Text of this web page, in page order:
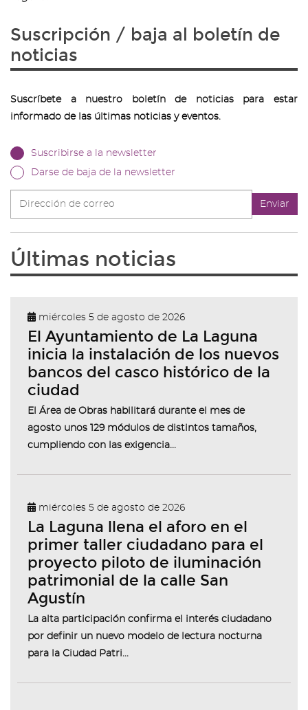
Suscripción / baja al boletín de
noticias
Suscríbete a nuestro boletín de noticias para estar
informado de las últimas noticias y eventos.
Suscribirse a la newsletter
Darse de baja de la newsletter
de
Enviar
Últimas noticias
miércoles 5 de agosto de 2026
El Ayuntamiento de La Laguna
inicia la instalación de los nuevos
bancos del casco histórico de la
ciudad
El Área de Obras habilitará durante el mes de
agosto unos 129 módulos de distintos tamaños,
cumpliendo con las exigencia...
miércoles 5 de agosto de 2026
La Laguna llena el aforo en el
primer taller ciudadano para el
proyecto piloto de iluminación
patrimonial de la calle San
Agustín
La alta participación confirma el interés ciudadano
por definir un nuevo modelo de lectura nocturna
para la Ciudad Patri...